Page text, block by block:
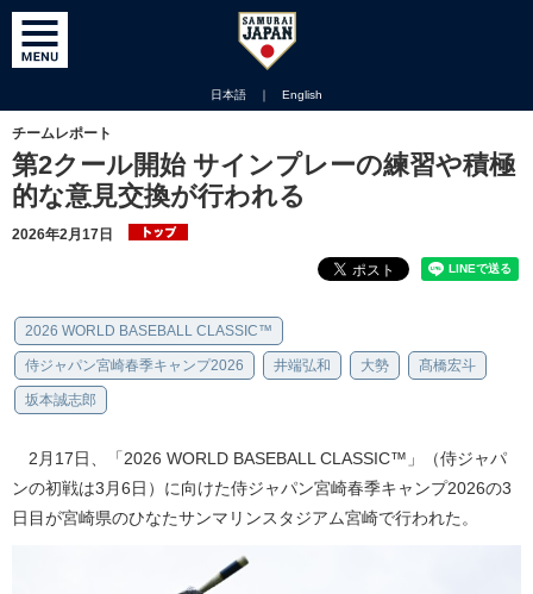
日本語 ｜ English
チームレポート
第2クール開始 サインプレーの練習や積極
的な意見交換が行われる
2026年2月17日
2026 WORLD BASEBALL CLASSIC™
侍ジャパン宮崎春季キャンプ2026 井端弘和 大勢 髙橋宏斗
坂本誠志郎
2月17日、「2026 WORLD BASEBALL CLASSIC™」（侍ジャパ
ンの初戦は3月6日）に向けた侍ジャパン宮崎春季キャンプ2026の3
日目が宮崎県のひなたサンマリンスタジアム宮崎で行われた。